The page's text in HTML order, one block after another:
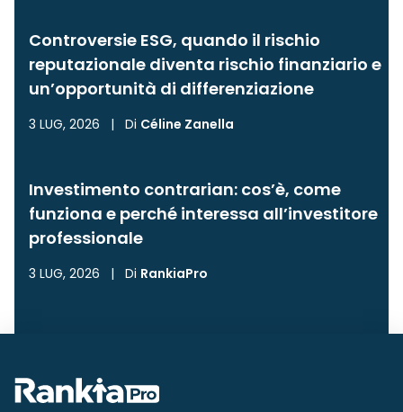
Controversie ESG, quando il rischio
reputazionale diventa rischio finanziario e
un’opportunità di differenziazione
3 LUG, 2026 | Di Céline Zanella
Investimento contrarian: cos’è, come
funziona e perché interessa all’investitore
professionale
3 LUG, 2026 | Di RankiaPro